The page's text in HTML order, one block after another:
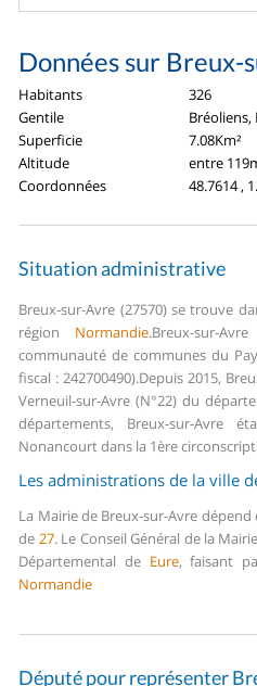
Données sur Breux-
Habitants
326
Gentile
Bréoliens,
Superficie
7.08Km²
Altitude
entre
Coordonnées
48.7614 ,
Situation administrative
Breux-sur-Avre (27570) se trouve
région Normandie.Breux-sur-
communauté de communes du
fiscal : 242700490).Depuis 2015,
Verneuil-sur-Avre (N°22) du
départements, Breux-sur-Avre
Nonancourt dans la 1ère
Les administrations de la ville
La Mairie de Breux-sur-Avre
de 27.Le Conseil Général de la
Départemental de Eure, faisant
Normandie
Député pour représenter